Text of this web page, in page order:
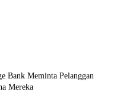
Bank Meminta Pelanggan
Mereka